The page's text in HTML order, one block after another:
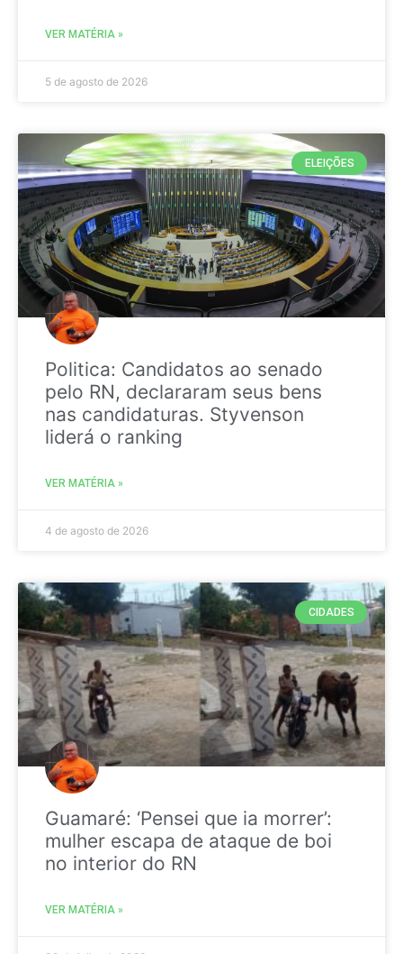
VER MATÉRIA »
5 de agosto de 2026
ELEIÇÕES
Politica: Candidatos ao senado
pelo RN, declararam seus bens
nas candidaturas. Styvenson
liderá o ranking
VER MATÉRIA »
4 de agosto de 2026
CIDADES
Guamaré: ‘Pensei que ia morrer’:
mulher escapa de ataque de boi
no interior do RN
VER MATÉRIA »